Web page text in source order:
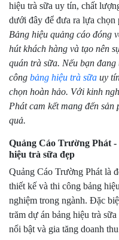
hiệu trà sữa uy tín, chất
dưới đây để đưa ra lựa chọn
Bảng hiệu quảng cáo đóng
hút khách hàng và tạo nên
quán trà sữa. Nếu bạn
công bảng hiệu trà sữa uy
chọn hoàn hảo. Với kinh
Phát cam kết mang đến
quả.
Quảng Cáo Trường Phát
hiệu trà sữa đẹp
Quảng Cáo Trường Phát là
thiết kế và thi công bảng
nghiệm trong ngành. Đặc
trăm dự án bảng hiệu trà
nổi bật và gia tăng doanh